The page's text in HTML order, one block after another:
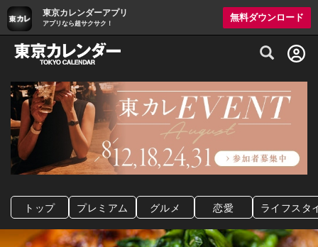
東京カレンダーアプリ
アプリなら超サクサク！
無料ダウンロード
グルメ情報・プレミアムレストラン予約
トップ プレミアム グルメ 恋愛 ライフスタ